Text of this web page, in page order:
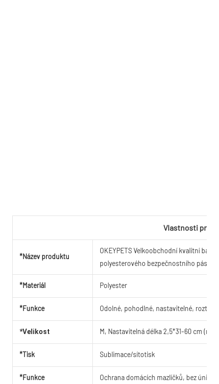
Vlastnosti
*Název produktu
OKEYPETS Velkoobchodní kvalitní
polyesterového bezpečnostního pásu,
*Materiál Polyester
*Funkce Odolné, pohodlné, nastavitelné,
*Velikost M, Nastavitelná délka 2,5*31-60 cm (na
*Tisk Sublimace/sítotisk
*Funkce Ochrana domácích mazlíčků, bez úniku